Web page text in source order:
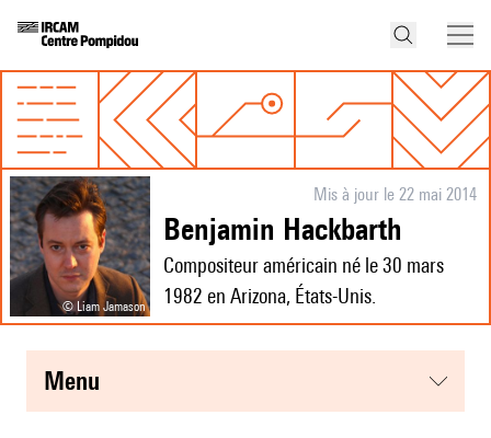
© Liam Jamason
Mis à jour le 22 mai 2014
Benjamin Hackbarth
Compositeur américain né le 30 mars
1982 en Arizona, États-Unis.
menu